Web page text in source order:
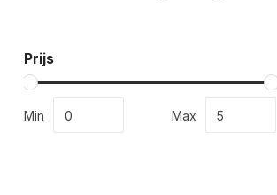
Prijs
Min Max